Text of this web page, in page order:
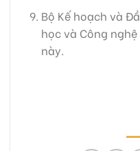
Bộ Kế hoạch và
học và Công
này.